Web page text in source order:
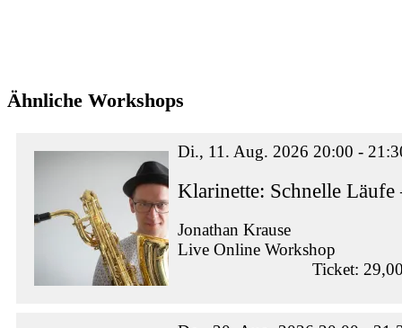
Ähnliche Workshops
Di., 11. Aug. 2026 20:00 -
Klarinette: Schnelle
Jonathan Krause
Live Online Workshop
Ticket: